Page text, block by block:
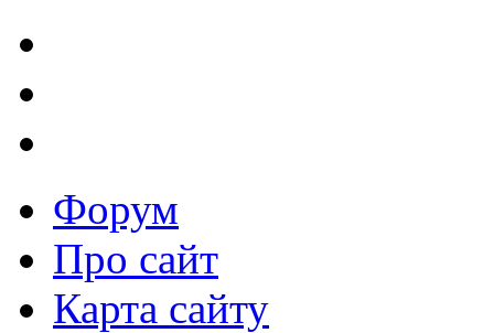
Форум
Про сайт
Карта сайту